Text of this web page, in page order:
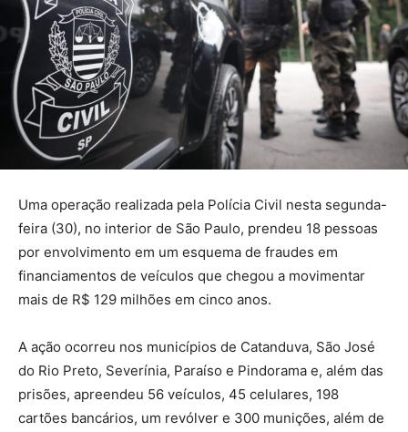
Uma operação realizada pela Polícia Civil nesta segunda-
feira (30), no interior de São Paulo, prendeu 18 pessoas
por envolvimento em um esquema de fraudes em
financiamentos de veículos que chegou a movimentar
mais de R$ 129 milhões em cinco anos.
A ação ocorreu nos municípios de Catanduva, São José
do Rio Preto, Severínia, Paraíso e Pindorama e, além das
prisões, apreendeu 56 veículos, 45 celulares, 198
cartões bancários, um revólver e 300 munições, além de